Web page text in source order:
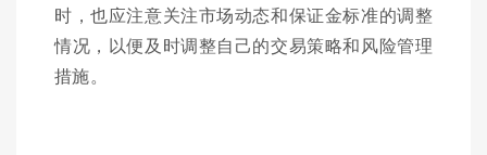
时，也应注意关注市场动态和保证金标准的调整
情况，以便及时调整自己的交易策略和风险管理
措施。